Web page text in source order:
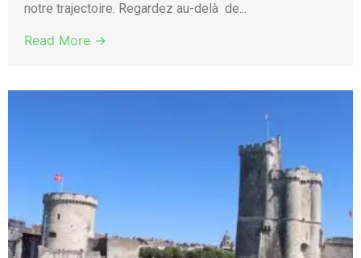
notre trajectoire. Regardez au-delà de...
Read More →